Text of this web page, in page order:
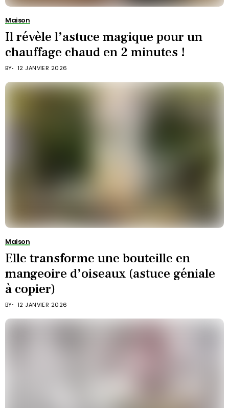
Maison
Il révèle l’astuce magique pour un
chauffage chaud en 2 minutes !
BY 12 JANVIER 2026
Maison
Elle transforme une bouteille en
mangeoire d’oiseaux (astuce géniale
à copier)
BY 12 JANVIER 2026